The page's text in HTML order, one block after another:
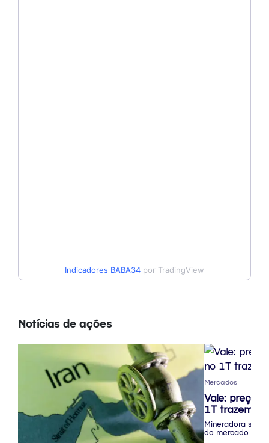
Indicadores BABA34 por TradingView
Notícias de ações
Mercados
Vale: preços
1T trazem
Mineradora
do mercado